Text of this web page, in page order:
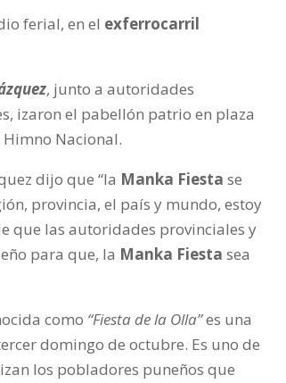
ferial, en el exferrocarril
, junto a autoridades
izaron el pabellón patrio en plaza
Nacional.
dijo que “la Manka Fiesta se
provincia, el país y mundo, estoy
que las autoridades provinciales y
para que, la Manka Fiesta sea
como “Fiesta de la Olla”es una
domingo de octubre. Es uno de
los pobladores puneños que